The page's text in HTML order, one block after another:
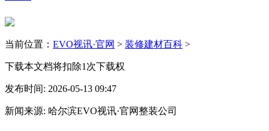
当前位置： EVO视讯·官网 > 装修建材百科 >
下载本文档将扣除1次下载权
发布时间: 2026-05-13 09:47
新闻来源: 哈尔滨EVO视讯·官网整装公司